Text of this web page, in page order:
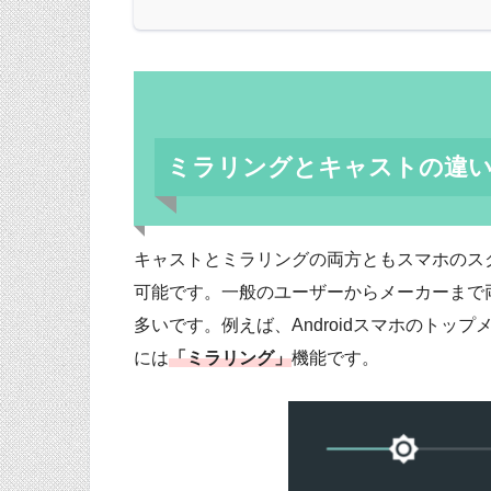
ミラリングとキャストの違
キャストとミラリングの両方ともスマホの
可能です。一般のユーザーからメーカーま
多いです。例えば、Androidスマホのトップ
には「ミラリング」機能です。